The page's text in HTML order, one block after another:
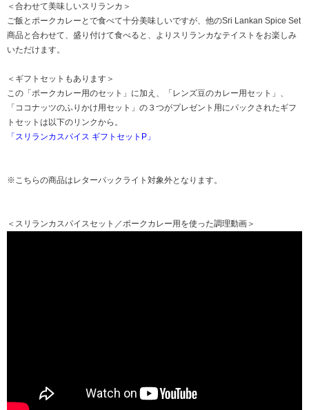
＜合わせて美味しいスリランカ＞
ご飯とポークカレーとで食べて十分美味しいですが、他のSri Lankan Spice Set
商品と合わせて、盛り付けて食べると、よりスリランカなテイストをお楽しみ
いただけます。
＜ギフトセットもあります＞
この「ポークカレー用のセット」に加え、「レンズ豆のカレー用セット」、
「ココナッツのふりかけ用セット」の３つがプレゼント用にパックされたギフ
トセットは以下のリンクから。
「スリランカスパイス ギフトセットP」
※こちらの商品はレターパックライト対象外となります。
＜スリランカスパイスセット／ポークカレー用を使った調理動画＞